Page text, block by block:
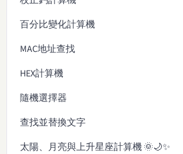
百分比變化計算機
MAC地址查找
HEX計算機
隨機選擇器
查找並替換文字
太陽、月亮與上升星座計算機 🌞🌙✨